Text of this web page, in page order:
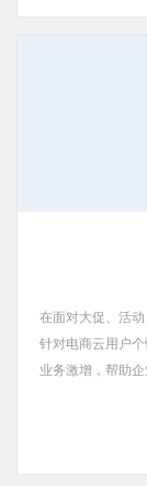
在面对大促、活
针对电商云用户
业务激增，帮助企